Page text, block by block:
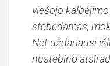
viešojo
stebėdamas,
Net uždariausi
nustebino